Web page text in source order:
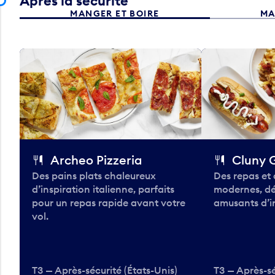
MANGER ET BOIRE
Archeo Pizzeria
Des pains plats chaleureux
d’inspiration italienne, parfaits
pour un repas rapide avant votre
vol.
T3 — Après-sécurité (États-Unis)
Cluny
Des repas et
modernes,
amusants
T3 — Après-